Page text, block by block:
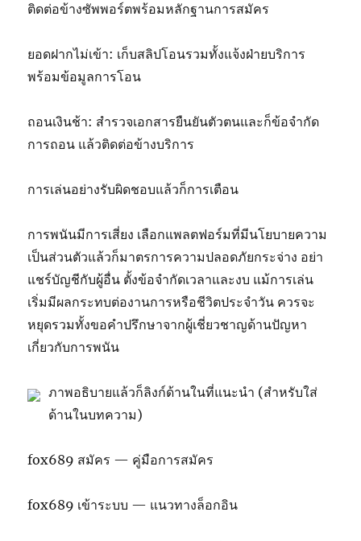
ติดต่อข้างซัพพอร์ตพร้อมหลักฐานการสมัคร
ยอดฝากไม่เข้า: เก็บสลิปโอนรวมทั้งแจ้งฝ่ายบริการ
พร้อมข้อมูลการโอน
ถอนเงินช้า: สำรวจเอกสารยืนยันตัวตนและก็ข้อจำกัด
การถอน แล้วติดต่อข้างบริการ
การเล่นอย่างรับผิดชอบแล้วก็การเตือน
การพนันมีการเสี่ยง เลือกแพลตฟอร์มที่มีนโยบายความ
เป็นส่วนตัวแล้วก็มาตรการความปลอดภัยกระจ่าง อย่า
แชร์บัญชีกับผู้อื่น ตั้งข้อจำกัดเวลาและงบ แม้การเล่น
เริ่มมีผลกระทบต่องานการหรือชีวิตประจำวัน ควรจะ
หยุดรวมทั้งขอคำปรึกษาจากผู้เชี่ยวชาญด้านปัญหา
เกี่ยวกับการพนัน
ภาพอธิบายแล้วก็ลิงก์ด้านในที่แนะนำ (สำหรับใส่
ด้านในบทความ)
fox689 สมัคร — คู่มือการสมัคร
fox689 เข้าระบบ — แนวทางล็อกอิน